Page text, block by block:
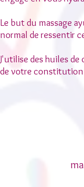
Le but du massage
normal de ressentir
J'utilise des huiles
de votre constitution